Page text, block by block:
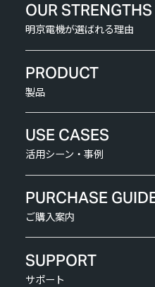
OUR STRENGTHS
明京電機が選ばれる理由
PRODUCT
製品
USE CASES
活用シーン・事例
PURCHASE
ご購入案内
SUPPORT
サポート